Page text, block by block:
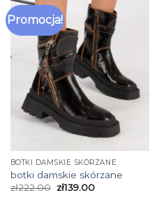
Promocja!
BOTKI DAMSKIE SKÓRZANE
botki damskie skórzane
zł222.00 zł139.00